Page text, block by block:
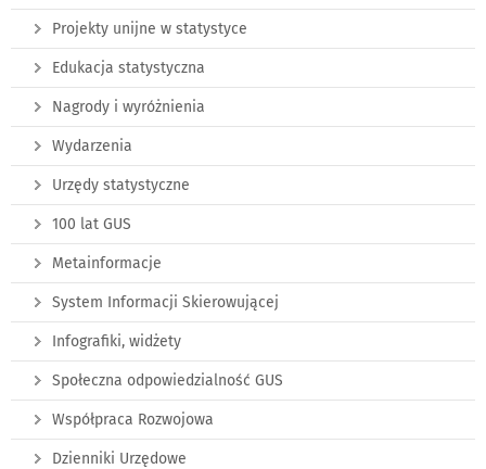
Projekty unijne w statystyce
Edukacja statystyczna
Nagrody i wyróżnienia
Wydarzenia
Urzędy statystyczne
100 lat GUS
Metainformacje
System Informacji Skierowującej
Infografiki, widżety
Społeczna odpowiedzialność GUS
Współpraca Rozwojowa
Dzienniki Urzędowe